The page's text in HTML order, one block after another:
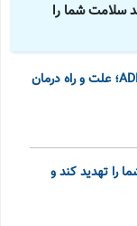
سلامت شما را
6 راه تشخیص بیش فعالی یا ADHD؛ علت و راه درمان
را تهدید کند و